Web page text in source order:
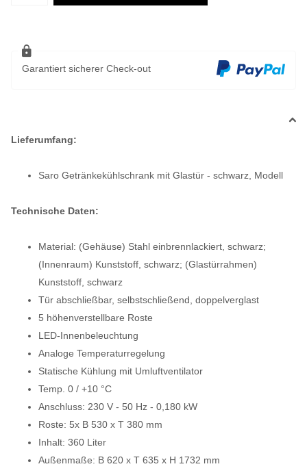
Garantiert sicherer Check-out
Lieferumfang:
Saro Getränkekühlschrank mit Glastür - schwarz, Modell
Technische Daten:
Material: (Gehäuse) Stahl einbrennlackiert, schwarz;
(Innenraum) Kunststoff, schwarz; (Glastürrahmen)
Kunststoff, schwarz
Tür abschließbar, selbstschließend, doppelverglast
5 höhenverstellbare Roste
LED-Innenbeleuchtung
Analoge Temperaturregelung
Statische Kühlung mit Umluftventilator
Temp. 0 / +10 °C
Anschluss: 230 V - 50 Hz - 0,180 kW
Roste: 5x B 530 x T 380 mm
Inhalt: 360 Liter
Außenmaße: B 620 x T 635 x H 1732 mm